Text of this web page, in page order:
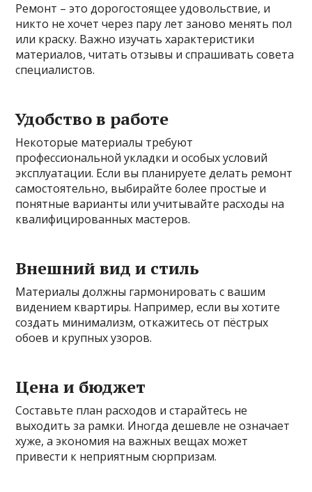
Ремонт – это дорогостоящее удовольствие, и
никто не хочет через пару лет заново менять пол
или краску. Важно изучать характеристики
материалов, читать отзывы и спрашивать совета
специалистов.
Удобство в работе
Некоторые материалы требуют
профессиональной укладки и особых условий
эксплуатации. Если вы планируете делать ремонт
самостоятельно, выбирайте более простые и
понятные варианты или учитывайте расходы на
квалифицированных мастеров.
Внешний вид и стиль
Материалы должны гармонировать с вашим
видением квартиры. Например, если вы хотите
создать минимализм, откажитесь от пёстрых
обоев и крупных узоров.
Цена и бюджет
Составьте план расходов и старайтесь не
выходить за рамки. Иногда дешевле не означает
хуже, а экономия на важных вещах может
привести к неприятным сюрпризам.